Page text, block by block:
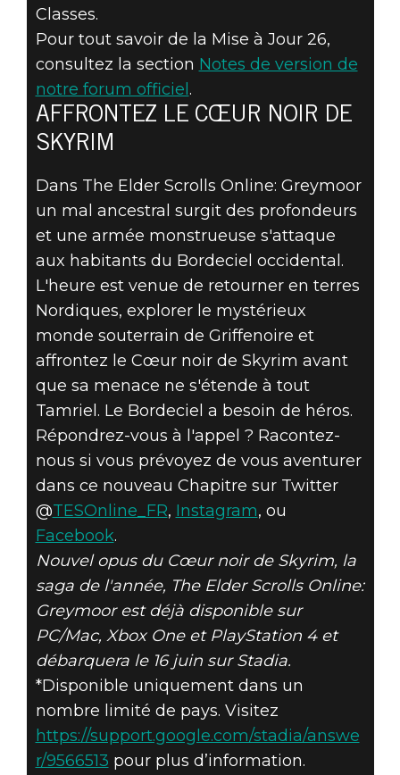
Classes.
Pour tout savoir de la Mise à Jour 26,
consultez la section Notes de version de
notre forum officiel .
AFFRONTEZ LE CŒUR NOIR DE
SKYRIM
Dans The Elder Scrolls Online: Greymoor
un mal ancestral surgit des profondeurs
et une armée monstrueuse s'attaque
aux habitants du Bordeciel occidental.
L'heure est venue de retourner en terres
Nordiques, explorer le mystérieux
monde souterrain de Griffenoire et
affrontez le Cœur noir de Skyrim avant
que sa menace ne s'étende à tout
Tamriel. Le Bordeciel a besoin de héros.
Répondrez-vous à l'appel ? Racontez-
nous si vous prévoyez de vous aventurer
dans ce nouveau Chapitre sur Twitter
@TESOnline_FR, Instagram, ou
Facebook.
Nouvel opus du Cœur noir de Skyrim, la
saga de l'année, The Elder Scrolls Online:
Greymoor est déjà disponible sur
PC/Mac, Xbox One et PlayStation 4 et
débarquera le 16 juin sur Stadia.
*Disponible uniquement dans un
nombre limité de pays. Visitez
https://support.google.com/stadia/answe
r/9566513 pour plus d’information.